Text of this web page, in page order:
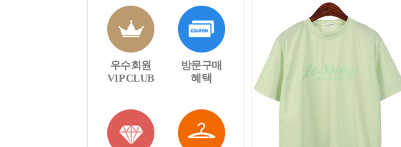
우수회원
VIP CLUB
방문구매
혜택